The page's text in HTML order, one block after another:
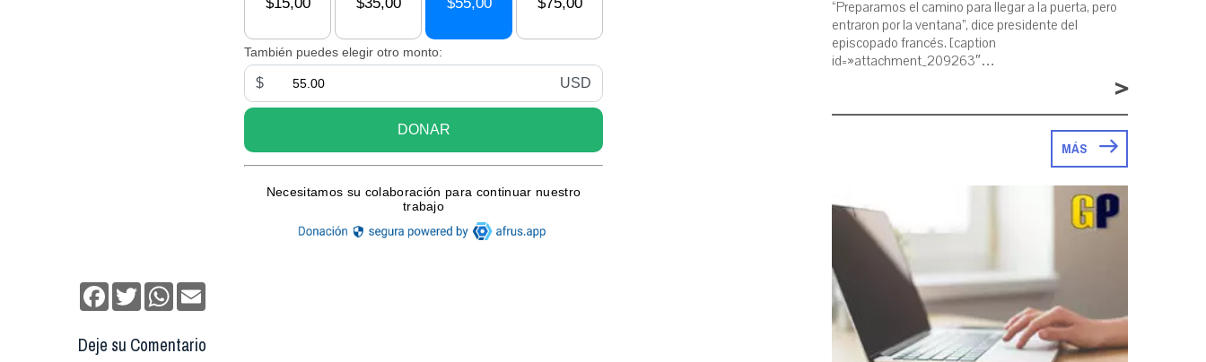
Facebook
TwitterWhatsApp
Deje su Comentario
“Preparamos el camino para llegar a la puerta, pero
entraron por la ventana”, dice presidente del
episcopado francés. [caption
id=»attachment_209263″…
>
MÁS